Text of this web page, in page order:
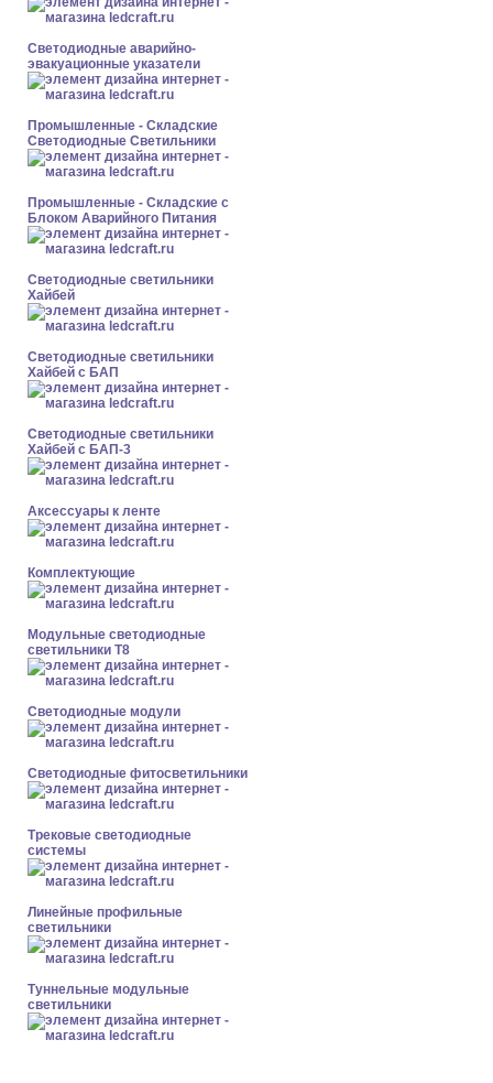
Светодиодные аварийно-
эвакуационные указатели
Промышленные - Складские
Светодиодные Светильники
Промышленные - Складские с
Блоком Аварийного Питания
Светодиодные светильники
Хайбей
Светодиодные светильники
Хайбей с БАП
Светодиодные светильники
Хайбей с БАП-3
Аксессуары к ленте
Комплектующие
Модульные светодиодные
светильники Т8
Светодиодные модули
Светодиодные фитосветильники
Трековые светодиодные
системы
Линейные профильные
светильники
Туннельные модульные
светильники